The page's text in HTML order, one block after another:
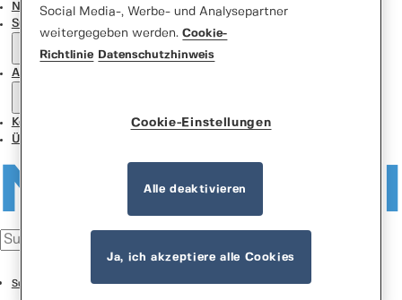
News
Support Center
Aktionen
Kontakt
Über uns
Support Center
Social Media-, Werbe- und Analysepartner
weitergegeben werden.Cookie-
Richtlinie
Datenschutzhinweis
Cookie-Einstellungen
Alle deaktivieren
Ja, ich akzeptiere alle Cookies